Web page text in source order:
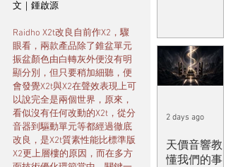
文｜鍾啟源
Raidho X2t改良自前作X2，驟
眼看，兩款產品除了錐盆單元
振盆顏色由白轉灰外便沒有明
顯分別，但只要稍加細聽，便
會發覺X2t與X2在聲效表現上可
以說完全是兩個世界，原來，
看似沒有任何改動的X2t，從分
音器到驅動單元等都經過徹底
改良，是X2t質素性能比標準版
X2更上層樓的原因，而在多方
天價音響教
懂我們的事
2 days ago